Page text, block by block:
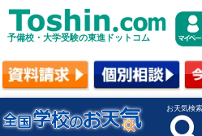
予備校・大学受験の東進ドットコム
お天気検索